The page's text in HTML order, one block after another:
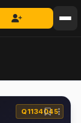
Q1134045